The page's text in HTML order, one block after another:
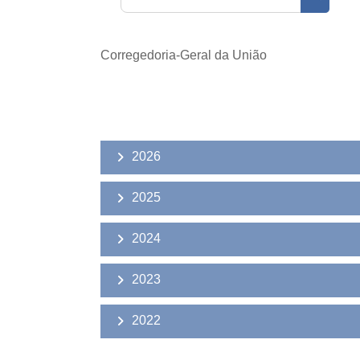
Buscar
Corregedoria-Geral da União
2026
2025
2024
2023
2022